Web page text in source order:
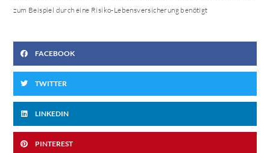
zum Beispiel durch eine Risiko-Lebensversicherung benötigt
FACEBOOK
TWITTER
LINKEDIN
PINTEREST